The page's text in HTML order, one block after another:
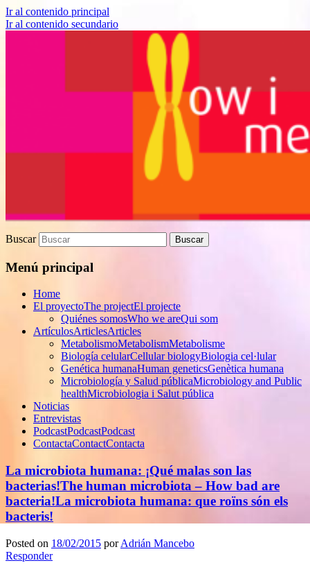
Ir al contenido principal
Ir al contenido secundario
How I met your genes
Proyecto de divulgación científica sobre
Buscar
Menú principal
Home
El proyectoThe projectEl projecte
Quiénes somosWho we areQui som
ArtículosArticlesArticles
MetabolismoMetabolismMetabolisme
Biología celularCellular biologyBiologia cel·lular
Genética humanaHuman geneticsGenètica humana
Microbiología y Salud públicaMicrobiology and Public
healthMicrobiologia i Salut pública
Noticias
Entrevistas
PodcastPodcastPodcast
ContactaContactContacta
La microbiota humana: ¡Qué malas son las
bacterias!The human microbiota – How bad are
bacteria!La microbiota humana: que roïns són els
bacteris!
Posted on 18/02/2015 porAdrián Mancebo
Responder